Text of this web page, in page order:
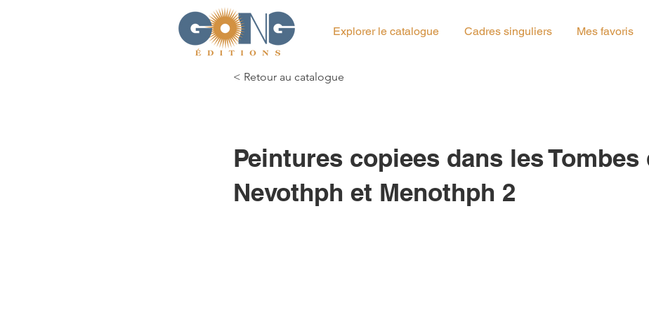
Explorer le catalogue Cadres singuliers Mes favoris
< Retour au catalogue
Peintures copiees dans les Tombes
Nevothph et Menothph 2